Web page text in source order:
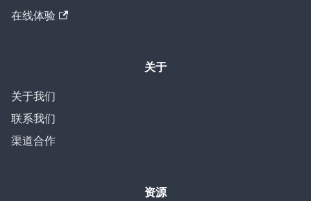
在线体验
关于
关于我们
联系我们
渠道合作
资源